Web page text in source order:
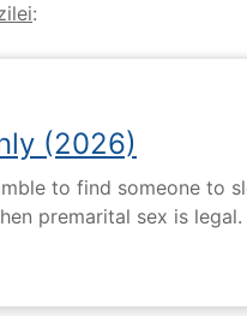
:
(2026)
to find someone to
premarital sex is legal.